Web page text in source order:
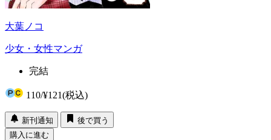
大葉ノコ
少女・女性マンガ
完結
110/¥121(税込)
新刊通知
後で買う
購入に進む